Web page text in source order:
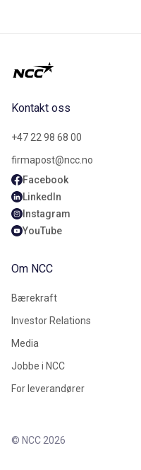
Kontakt oss
+47 22 98 68 00
firmapost@ncc.no
Facebook
LinkedIn
Instagram
YouTube
Om NCC
Bærekraft
Investor Relations
Media
Jobbe i NCC
For leverandører
© NCC 2026